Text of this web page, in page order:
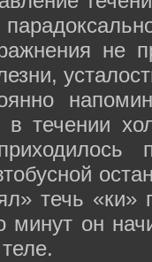
не
в течении
течь «ки»
минут он